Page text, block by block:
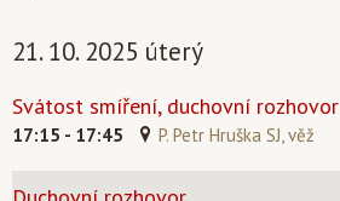
21. 10. 2025 úterý
Svátost smíření, duchovní rozhovor
17:15 - 17:45 P. Petr Hruška SJ, věž